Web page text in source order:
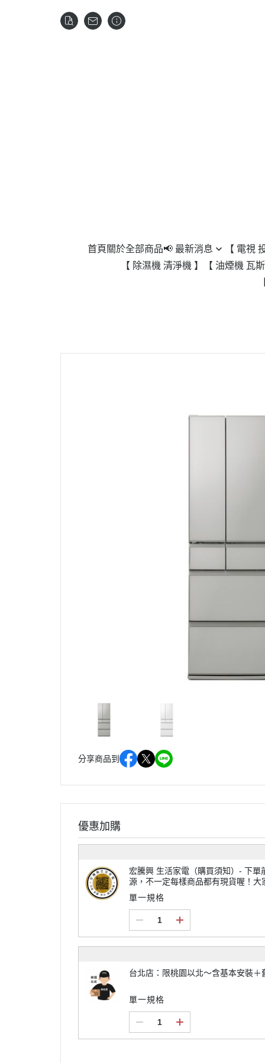
首頁 關於全部商品📢 最新消息
【 電視
【 除濕機 清淨機 】
【 油煙機 瓦
分享商品到
優惠加購
宏騰興 生活家電（購買須知）- 下單前請先來電或加LINE@詢問貨
源，不一定每樣商品都有現貨喔！
不一定每個商品都免運唷~
單一規格
台北店：限桃園以北～含基本安裝＋
單一規格